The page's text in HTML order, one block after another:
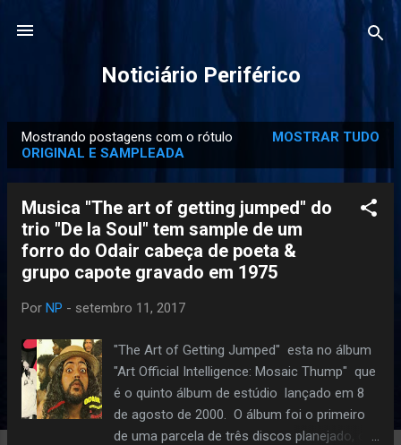
Noticiário Periférico
o
Mostrando postagens com o rótulo
ORIGINAL E SAMPLEADA
MOSTRAR TUDO
Musica "The art of getting jumped" do
trio "De la Soul" tem sample de um
forro do Odair cabeça de poeta &
grupo capote gravado em 1975
Por NP - setembro 11, 2017
"The Art of Getting Jumped" esta no álbum
"Art Official Intelligence: Mosaic Thump" que
é o quinto álbum de estúdio lançado em 8
de agosto de 2000. O álbum foi o primeiro
de uma parcela de três discos planejado, o